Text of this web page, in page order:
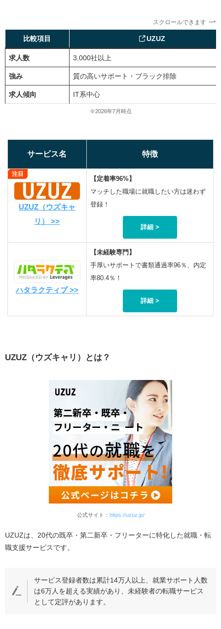
スクロールできます
比較項目 UZUZ
求人数 3,000社以上
強み 質の高いサポート・ブラック排除
求人傾向 IT系中心
※2026年7月時点
サービス名 特徴
注目
UZUZ（ウズキャ
リ） >>
【定着率96%】
マッチした職場に就職したい方は迷わず
登録！
詳細 >
ハタラクティブ >>
【未経験専門】
手厚いサポートで書類通過率96％、内定
率80.4％！
詳細 >
UZUZ（ウズキャリ）とは？
公式サイト： https://uzuz.jp/
UZUZは、20代の既卒・第二新卒・フリーターに特化した就職・転
職支援サービスです。
サービス登録者数は累計14万人以上、就業サポート人数
は6万人を超える実績があり、未経験者の転職サービス
として定評があります。